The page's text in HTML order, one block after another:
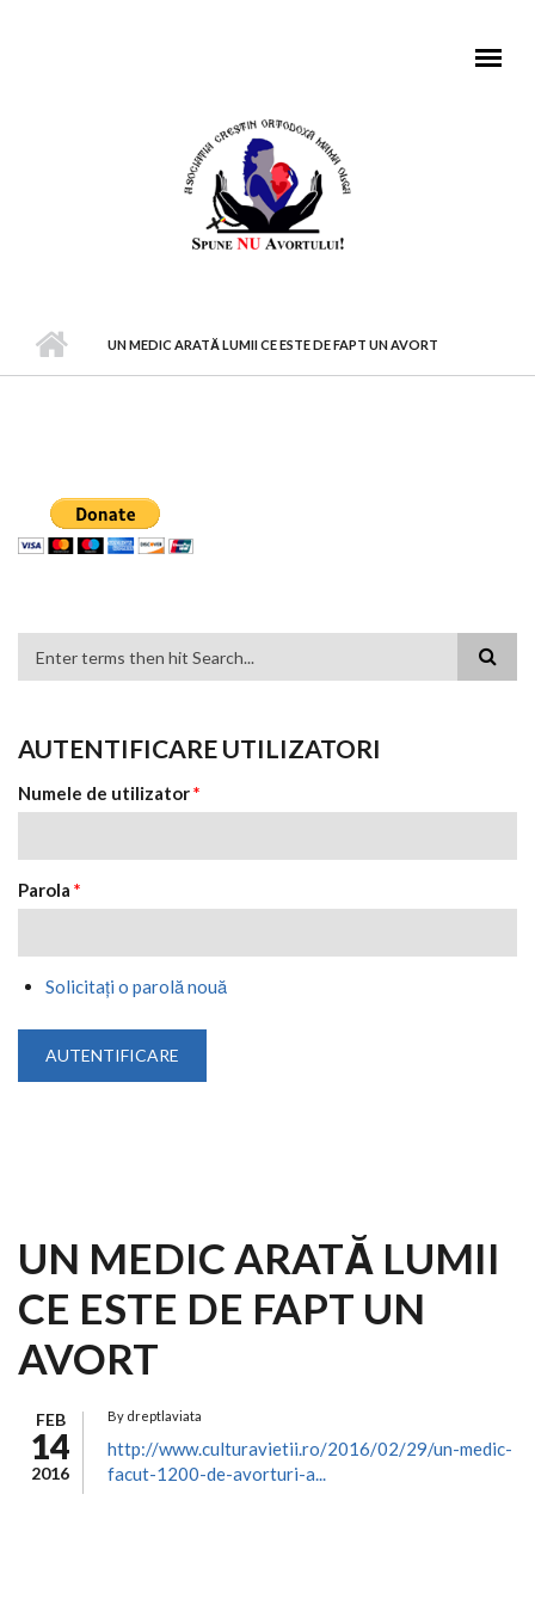
MENIU PRINCIPAL
UN MEDIC ARATĂ LUMII CE ESTE DE FAPT UN AVORT
FORMULAR DE CĂUTARE
AUTENTIFICARE UTILIZATORI
Numele de utilizator*
Parola *
Solicitaţi o parolă nouă
UN MEDIC ARATĂ LUMII
CE ESTE DE FAPT UN
AVORT
FEB
14
2016
By dreptlaviata
http://www.culturavietii.ro/2016/02/29/un-medic-
facut-1200-de-avorturi-a...